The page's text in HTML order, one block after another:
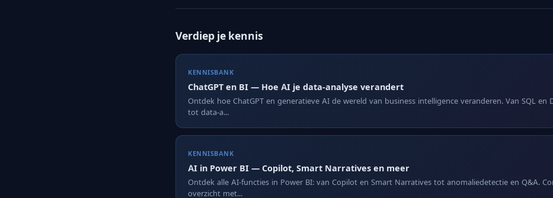
Verdiep je kennis
KENNISBANK
ChatGPT en BI — Hoe AI je data-analyse verandert
Ontdek hoe ChatGPT en generatieve AI de wereld van business intelligence veranderen. Van SQL en
tot data-a...
KENNISBANK
AI in Power BI — Copilot, Smart Narratives en meer
Ontdek alle AI-functies in Power BI: van Copilot en Smart Narratives tot anomaliedetectie en Q&A.
overzicht met...